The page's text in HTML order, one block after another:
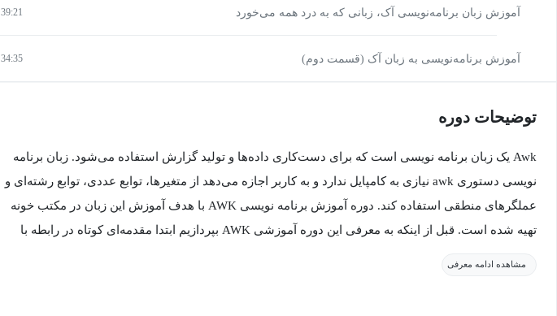
آموزش زبان برنامه‌نویسی آک، زبانی که به درد همه می‌خورد 39:21
آموزش برنامه‌نویسی به زبان آک (قسمت دوم) 34:35
توضیحات دوره
Awk یک زبان برنامه نویسی است که برای دست‌کاری داده‌ها و تولید گزارش استفاده می‌شود. زبان برنامه
نویسی دستوری awk نیازی به کامپایل ندارد و به کاربر اجازه می‌دهد از متغیرها، توابع عددی، توابع رشته‌ای و
عملگرهای منطقی استفاده کند. دوره آموزش برنامه نویسی AWK با هدف آموزش این زبان در مکتب خونه
تهیه شده است. قبل از اینکه به معرفی این دوره آموزشی AWK بپردازیم ابتدا مقدمه‌ای کوتاه در رابطه با
مشاهده ادامه معرفی